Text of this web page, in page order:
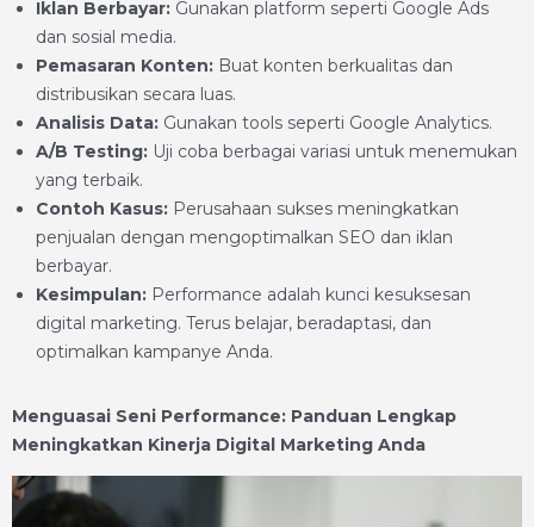
Iklan Berbayar: Gunakan platform seperti Google Ads
dan sosial media.
Pemasaran Konten: Buat konten berkualitas dan
distribusikan secara luas.
Analisis Data: Gunakan tools seperti Google Analytics.
A/B Testing: Uji coba berbagai variasi untuk menemukan
yang terbaik.
Contoh Kasus: Perusahaan sukses meningkatkan
penjualan dengan mengoptimalkan SEO dan iklan
berbayar.
Kesimpulan: Performance adalah kunci kesuksesan
digital marketing. Terus belajar, beradaptasi, dan
optimalkan kampanye Anda.
Menguasai Seni Performance: Panduan Lengkap
Meningkatkan Kinerja Digital Marketing Anda